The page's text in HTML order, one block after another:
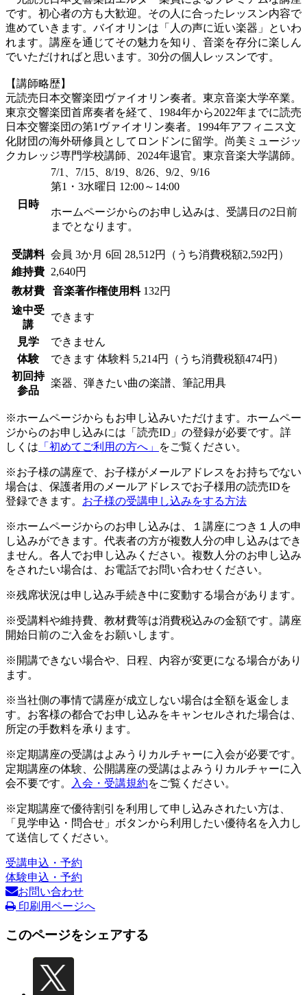
です。初心者の方も大歓迎。その人に合ったレッスン内容で
進めていきます。バイオリンは「人の声に近い楽器」といわ
れます。講座を通じてその魅力を知り、音楽を存分に楽しん
でいただければと思います。30分の個人レッスンです。
【講師略歴】
元読売日本交響楽団ヴァイオリン奏者。東京音楽大学卒業。
東京交響楽団首席奏者を経て、1984年から2022年までに読売
日本交響楽団の第1ヴァイオリン奏者。1994年アフィニス文
化財団の海外研修員としてロンドンに留学。尚美ミュージッ
クカレッジ専門学校講師、2024年退官。東京音楽大学講師。
日時
7/1、7/15、8/19、8/26、9/2、9/16
第1・3水曜日 12:00～14:00
ホームページからのお申し込みは、受講日の2日前
までとなります。
受講料 会員 3か月 6回 28,512円（うち消費税額2,592円）
維持費
2,640円
教材費
音楽著作権使用料 132円
途中受
講
できます
見学
できません
体験
できます 体験料 5,214円（うち消費税額474円）
初回持
参品
楽器、弾きたい曲の楽譜、筆記用具
※ホームページからもお申し込みいただけます。ホームペー
ジからのお申し込みには「読売ID」の登録が必要です。詳
しくは 「初めてご利用の方へ」 をご覧ください。
※お子様の講座で、お子様がメールアドレスをお持ちでない
場合は、保護者用のメールアドレスでお子様用の読売IDを
登録できます。 お子様の受講申し込みをする方法
※ホームページからのお申し込みは、１講座につき１人の申
し込みができます。代表者の方が複数人分の申し込みはでき
ません。各人でお申し込みください。複数人分のお申し込み
をされたい場合は、お電話でお問い合わせください。
※残席状況は申し込み手続き中に変動する場合があります。
※受講料や維持費、教材費等は消費税込みの金額です。講座
開始日前のご入金をお願いします。
※開講できない場合や、日程、内容が変更になる場合があり
ます。
※当社側の事情で講座が成立しない場合は全額を返金しま
す。お客様の都合でお申し込みをキャンセルされた場合は、
所定の手数料を承ります。
※定期講座の受講はよみうりカルチャーに入会が必要です。
定期講座の体験、公開講座の受講はよみうりカルチャーに入
会不要です。
入会・受講規約をご覧ください。
※定期講座で優待割引を利用して申し込みされたい方は、
「見学申込・問合せ」ボタンから利用したい優待名を入力し
て送信してください。
受講申込・予約
体験申込・予約
お問い合わせ
印刷用ページへ
このページをシェアする